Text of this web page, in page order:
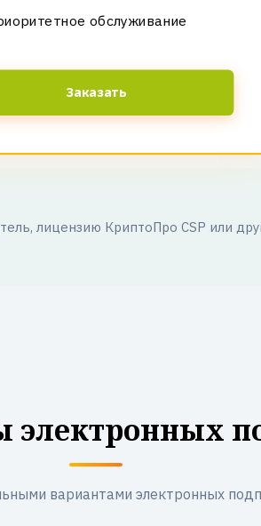
обслуживание
Заказать
лицензию КриптоПро CSP или
электронных
вариантами электронных